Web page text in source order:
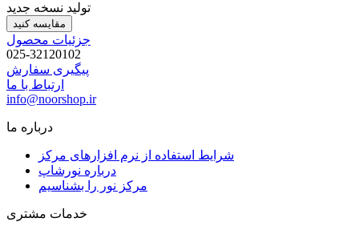
تولید نسخه جدید
مقایسه کنید
جزئیات محصول
025-32120102
پیگیری سفارش
ارتباط با ما
info@noorshop.ir
درباره ما
شرایط استفاده از نرم افزارهای مرکز
درباره نورشاپ
مرکز نور را بشناسیم
خدمات مشتری